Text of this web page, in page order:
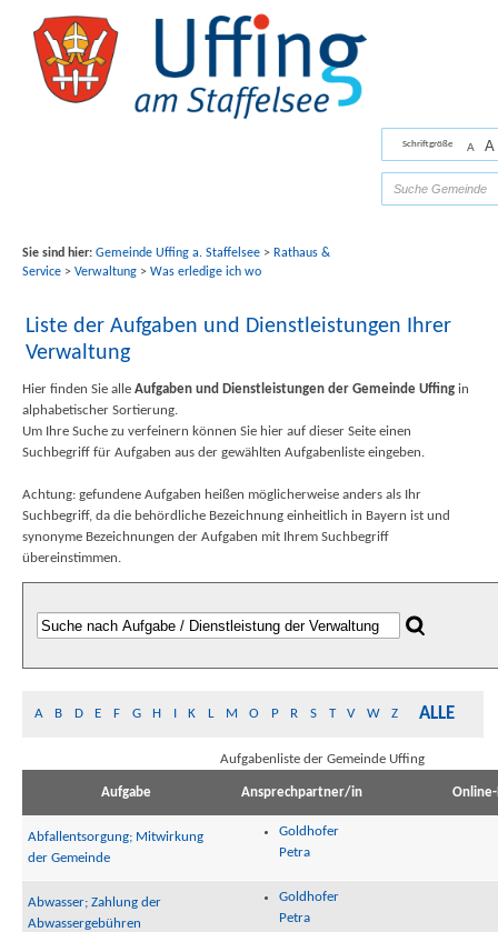
Schriftgröße A A
Florian Werner
Sie sind hier: Gemeinde Uffing a. Staffelsee> Rathaus &
Service> Verwaltung> Was erledige ich wo
Liste der Aufgaben und Dienstleistungen Ihrer
Verwaltung
Hier finden Sie alle Aufgaben und Dienstleistungen der Gemeinde Uffingin
alphabetischer Sortierung.
Um Ihre Suche zu verfeinern können Sie hier auf dieser Seite einen
Suchbegriff für Aufgaben aus der gewählten Aufgabenliste eingeben.
Achtung: gefundene Aufgaben heißen möglicherweise anders als Ihr
Suchbegriff, da die behördliche Bezeichnung einheitlich in Bayern ist und
synonyme Bezeichnungen der Aufgaben mit Ihrem Suchbegriff
übereinstimmen.
A B D E F G H I K L M O P R S T V W Z ALLE
Aufgabenliste der Gemeinde Uffing
Aufgabe Ansprechpartner/in
Abfallentsorgung; Mitwirkung
der Gemeinde
Goldhofer
Petra
Abwasser; Zahlung der
Abwassergebühren
Goldhofer
Petra